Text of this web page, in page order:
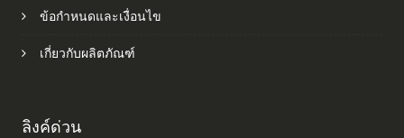
ข้อกำหนดและเงื่อนไข
เกี่ยวกับผลิตภัณฑ์
ลิงค์ด่วน